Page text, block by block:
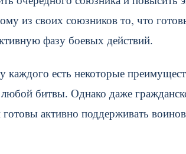
из своих союзников то, что
фазу боевых действий.
каждого есть некоторые
битвы. Однако даже
активно поддерживать